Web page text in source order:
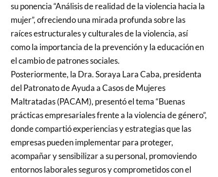
su ponencia “Análisis de realidad de la violencia hacia la
mujer”, ofreciendo una mirada profunda sobre las
raíces estructurales y culturales de la violencia, así
como la importancia de la prevención y la educación en
el cambio de patrones sociales.
Posteriormente, la Dra. Soraya Lara Caba, presidenta
del Patronato de Ayuda a Casos de Mujeres
Maltratadas (PACAM), presentó el tema “Buenas
prácticas empresariales frente a la violencia de género”,
donde compartió experiencias y estrategias que las
empresas pueden implementar para proteger,
acompañar y sensibilizar a su personal, promoviendo
entornos laborales seguros y comprometidos con el